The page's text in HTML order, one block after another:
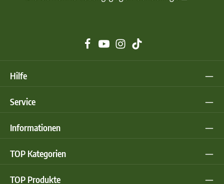
Hilfe
Service
Informationen
TOP Kategorien
TOP Produkte